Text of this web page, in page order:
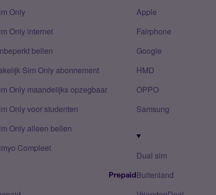
Only
Only internet
bellen
Sim Only abonnement
Only maandelijks opzegbaar
Only voor studenten
Only alleen bellen
Compleet
Prepaid
Apple
Fairphone
Google
HMD
OPPO
Samsung
Dual sim
Buitenland